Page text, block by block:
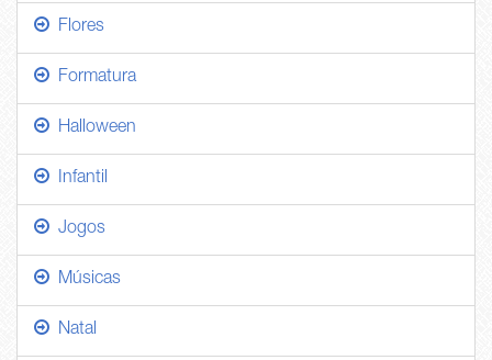
Flores
Formatura
Halloween
Infantil
Jogos
Músicas
Natal